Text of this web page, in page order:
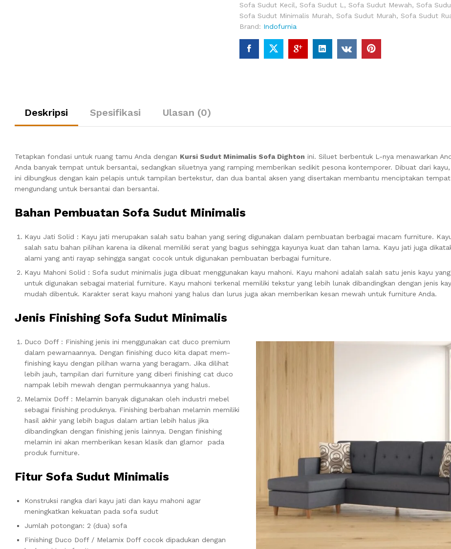
Sofa Sudut Kecil, Sofa Sudut L , Sofa Sudut Mewah, Sofa
Sofa Sudut Minimalis Murah, Sofa Sudut Murah, Sofa Sudut
Brand: Indofurnia
Deskripsi Spesifikasi Ulasan (0)
Tetapkan fondasi untuk ruang tamu Anda dengan Kursi Sudut Minimalis Sofa Dighton ini. Siluet berbentuk L-nya menawarkan
Anda banyak tempat untuk bersantai, sedangkan siluetnya yang ramping memberikan sedikit pesona kontemporer. Dibuat dari
ini dibungkus dengan kain pelapis untuk tampilan bertekstur, dan dua bantal aksen yang disertakan membantu menciptakan
mengundang untuk bersantai dan bersantai.
Bahan Pembuatan Sofa Sudut Minimalis
Kayu Jati Solid : Kayu jati merupakan salah satu bahan yang sering digunakan dalam pembuatan berbagai macam furniture.
salah satu bahan pilihan karena ia dikenal memiliki serat yang bagus sehingga kayunya kuat dan tahan lama. Kayu jati juga
alami yang anti rayap sehingga sangat cocok untuk digunakan pembuatan berbagai furniture.
Kayu Mahoni Solid : Sofa sudut minimalis juga dibuat menggunakan kayu mahoni. Kayu mahoni adalah salah satu jenis kayu
untuk digunakan sebagai material furniture. Kayu mahoni terkenal memiliki tekstur yang lebih lunak dibandingkan dengan jenis
mudah dibentuk. Karakter serat kayu mahoni yang halus dan lurus juga akan memberikan kesan mewah untuk furniture Anda.
Jenis Finishing Sofa Sudut Minimalis
Duco Doff : Finishing jenis ini menggunakan cat duco premium
dalam pewarnaannya. Dengan finishing duco kita dapat mem-
finishing kayu dengan pilihan warna yang beragam. Jika dilihat
lebih jauh, tampilan dari furniture yang diberi finishing cat duco
nampak lebih mewah dengan permukaannya yang halus.
Melamix Doff : Melamin banyak digunakan oleh industri mebel
sebagai finishing produknya. Finishing berbahan melamin memiliki
hasil akhir yang lebih bagus dalam artian lebih halus jika
dibandingkan dengan finishing jenis lainnya. Dengan finishing
melamin ini akan memberikan kesan klasik dan glamor pada
produk furniture.
Fitur Sofa Sudut Minimalis
Konstruksi rangka dari kayu jati dan kayu mahoni agar
meningkatkan kekuatan pada sofa sudut
Jumlah potongan: 2 (dua) sofa
Finishing Duco Doff / Melamix Doff cocok dipadukan dengan